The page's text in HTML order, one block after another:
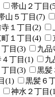
帯山２丁目
山５丁目(7)
寺１丁目(2)
１丁目(4)
目(3) 九品
丁目(1) 九
目(3) 黒髪
(1) 黒髪６
神水２丁目